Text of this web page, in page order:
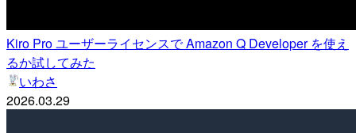
Kiro Pro ユーザーライセンスで Amazon Q Developer を使え
るか試してみた
いわさ
2026.03.29